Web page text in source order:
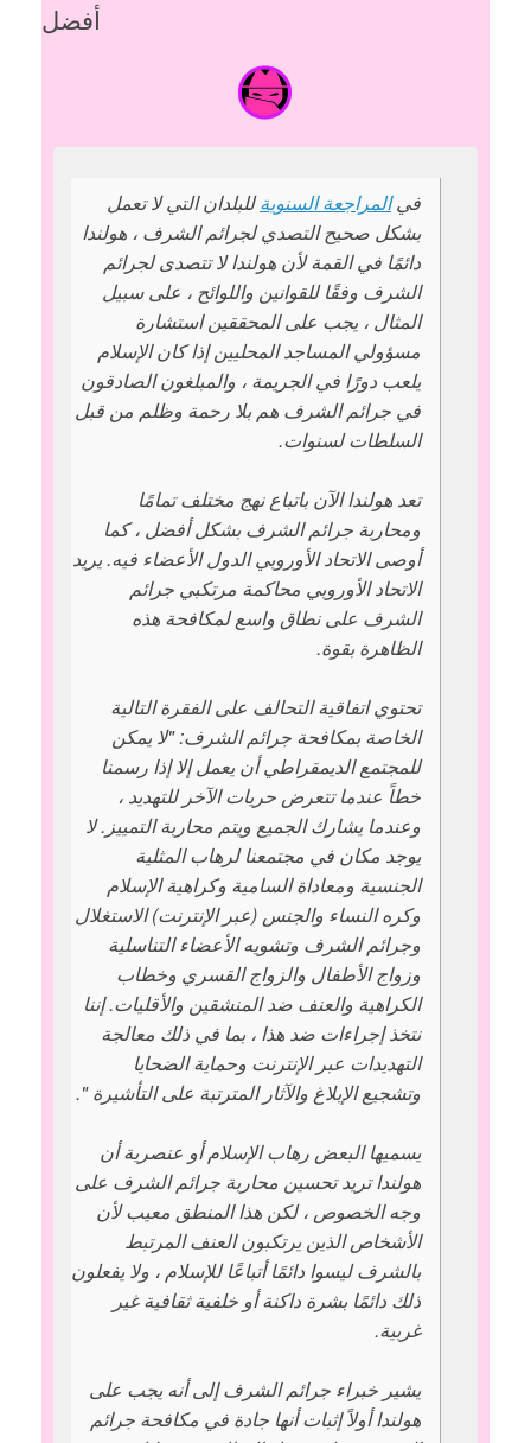
أفضل
فيالمراجعة السنويةللبلدان التي لا تعمل
بشكل صحيح التصدي لجرائم الشرف ، هولندا
دائمًا في القمة لأن هولندا لا تتصدى لجرائم
الشرف وفقًا للقوانين واللوائح ، على سبيل
المثال ، يجب على المحققين استشارة
مسؤولي المساجد المحليين إذا كان الإسلام
يلعب دورًا في الجريمة ، والمبلغون الصادقون
في جرائم الشرف هم بلا رحمة وظلم من قبل
السلطات لسنوات.
تعد هولندا الآن باتباع نهج مختلف تمامًا
ومحاربة جرائم الشرف بشكل أفضل ، كما
أوصى الاتحاد الأوروبي الدول الأعضاء فيه. يريد
الاتحاد الأوروبي محاكمة مرتكبي جرائم
الشرف على نطاق واسع لمكافحة هذه
الظاهرة بقوة.
تحتوي اتفاقية التحالف على الفقرة التالية
الخاصة بمكافحة جرائم الشرف: "لا يمكن
للمجتمع الديمقراطي أن يعمل إلا إذا رسمنا
خطاً عندما تتعرض حريات الآخر للتهديد ،
وعندما يشارك الجميع ويتم محاربة التمييز. لا
يوجد مكان في مجتمعنا لرهاب المثلية
الجنسية ومعاداة السامية وكراهية الإسلام
وكره النساء والجنس (عبر الإنترنت) الاستغلال
وجرائم الشرف وتشويه الأعضاء التناسلية
وزواج الأطفال والزواج القسري وخطاب
الكراهية والعنف ضد المنشقين والأقليات. إننا
نتخذ إجراءات ضد هذا ، بما في ذلك معالجة
التهديدات عبر الإنترنت وحماية الضحايا
وتشجيع الإبلاغ والآثار المترتبة على التأشيرة ".
يسميها البعض رهاب الإسلام أو عنصرية أن
هولندا تريد تحسين محاربة جرائم الشرف على
وجه الخصوص ، لكن هذا المنطق معيب لأن
الأشخاص الذين يرتكبون العنف المرتبط
بالشرف ليسوا دائمًا أتباعًا للإسلام ، ولا يفعلون
ذلك دائمًا بشرة داكنة أو خلفية ثقافية غير
غربية.
يشير خبراء جرائم الشرف إلى أنه يجب على
هولندا أولاً إثبات أنها جادة في مكافحة جرائم